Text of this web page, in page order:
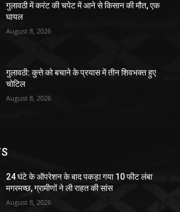
गुलावठी में करंट की चपेट में आने से किसान की मौत, एक
घायल
August 8, 2026
गुलावठी: कुत्ते को बचाने के प्रयास में तीन शिवभक्त हुए
चोटिल
August 8, 2026
24 घंटे के ऑपरेशन के बाद पकड़ा गया 10 फीट लंबा
मगरमच्छ, ग्रामीणों ने ली राहत की सांस
August 8, 2026